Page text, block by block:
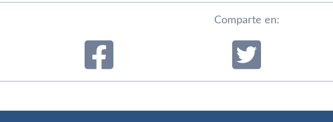
Comparte en: